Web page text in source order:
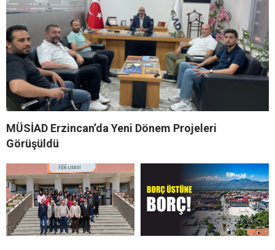
MÜSİAD Erzincan’da Yeni Dönem Projeleri
Görüşüldü